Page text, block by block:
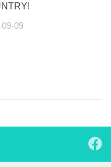
09-09